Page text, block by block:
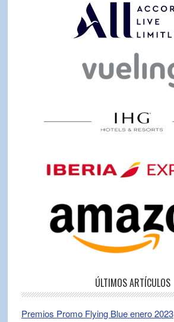
ÚLTIMOS ARTÍCULOS
Premios Promo Flying Blue enero 2023